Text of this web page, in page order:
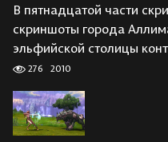
В пятнадцатой части
скриншоты города
эльфийской столицы
276 2010